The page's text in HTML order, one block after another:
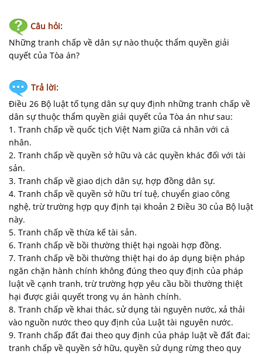
-
BIỂU
MẪU
HỆ
Câu hỏi:
Những tranh chấp về dân sự nào thuộc thẩm quyền giải
quyết của Tòa án?
Trả lời:
Điều 26 Bộ luật tố tụng dân sự quy định những tranh chấp về
dân sự thuộc thẩm quyền giải quyết của Tòa án như sau:
1. Tranh chấp về quốc tịch Việt Nam giữa cá nhân với cá
nhân.
2. Tranh chấp về quyền sở hữu và các quyền khác đối với tài
sản.
3. Tranh chấp về giao dịch dân sự, hợp đồng dân sự.
4. Tranh chấp về quyền sở hữu trí tuệ, chuyển giao công
nghệ, trừ trường hợp quy định tại khoản 2 Điều 30 của Bộ luật
này.
5. Tranh chấp về thừa kế tài sản.
6. Tranh chấp về bồi thường thiệt hại ngoài hợp đồng.
7. Tranh chấp về bồi thường thiệt hại do áp dụng biện pháp
ngăn chặn hành chính không đúng theo quy định của pháp
luật về cạnh tranh, trừ trường hợp yêu cầu bồi thường thiệt
hại được giải quyết trong vụ án hành chính.
8. Tranh chấp về khai thác, sử dụng tài nguyên nước, xả thải
vào nguồn nước theo quy định của Luật tài nguyên nước.
9. Tranh chấp đất đai theo quy định của pháp luật về đất đai;
tranh chấp về quyền sở hữu, quyền sử dụng rừng theo quy